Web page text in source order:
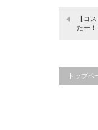
【コ
たー
トップペ